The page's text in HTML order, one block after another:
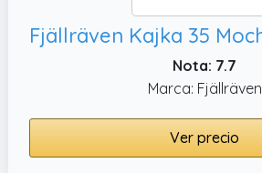
Nota: 7.7
Marca: Fjällräven
Ver precio